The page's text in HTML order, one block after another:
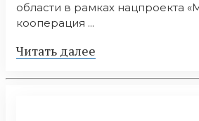
области в рамках нацпроекта
кооперация ...
Читать далее